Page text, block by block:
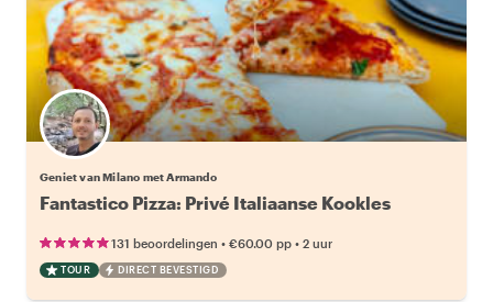
Geniet van Milano met Armando
Fantastico Pizza: Privé Italiaanse Kookles
131 beoordelingen • €60.00 pp • 2 uur
TOUR DIRECT BEVESTIGD